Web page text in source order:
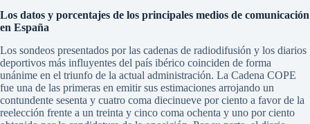
Los datos y porcentajes de los principales medios de comunicación
en España
Los sondeos presentados por las cadenas de radiodifusión y los diarios
deportivos más influyentes del país ibérico coinciden de forma
unánime en el triunfo de la actual administración. La Cadena COPE
fue una de las primeras en emitir sus estimaciones arrojando un
contundente sesenta y cuatro coma diecinueve por ciento a favor de la
reelección frente a un treinta y cinco coma ochenta y uno por ciento